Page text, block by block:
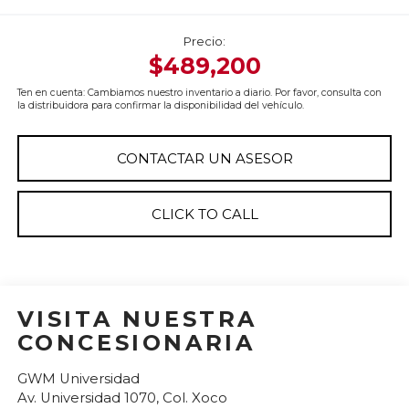
Precio:
$489,200
Ten en cuenta: Cambiamos nuestro inventario a diario. Por favor, consulta con
la distribuidora para confirmar la disponibilidad del vehículo.
CONTACTAR UN ASESOR
CLICK TO CALL
VISITA NUESTRA
CONCESIONARIA
GWM Universidad
Av. Universidad 1070, Col. Xoco